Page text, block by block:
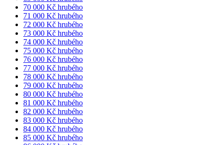
70 000 Kč hrubého
71 000 Kč hrubého
72 000 Kč hrubého
73 000 Kč hrubého
74 000 Kč hrubého
75 000 Kč hrubého
76 000 Kč hrubého
77 000 Kč hrubého
78 000 Kč hrubého
79 000 Kč hrubého
80 000 Kč hrubého
81 000 Kč hrubého
82 000 Kč hrubého
83 000 Kč hrubého
84 000 Kč hrubého
85 000 Kč hrubého